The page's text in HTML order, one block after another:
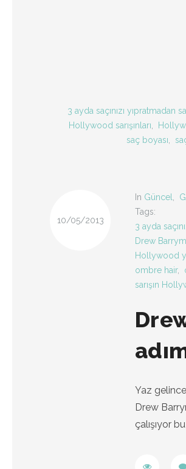
3 ayda saçınızı yıpratmadan
Hollywood sarışınları
saç boyası
10/05/2013
In Güncel
Tags:
3 ayda
Drew
Hollywood
ombre hair,
sarışın
Yaz gelince
Drew
çalışıyor